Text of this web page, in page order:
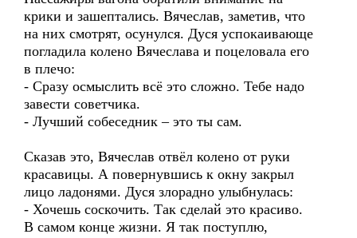
крики и зашептались. Вячеслав, заметив, что
на них смотрят, осунулся. Дуся успокаивающе
погладила колено Вячеслава и поцеловала его
в плечо:
- Сразу осмыслить всё это сложно. Тебе надо
завести советчика.
- Лучший собеседник – это ты сам.
Сказав это, Вячеслав отвёл колено от руки
красавицы. А повернувшись к окну закрыл
лицо ладонями. Дуся злорадно улыбнулась:
- Хочешь соскочить. Так сделай это красиво.
В самом конце жизни. Я так поступлю,